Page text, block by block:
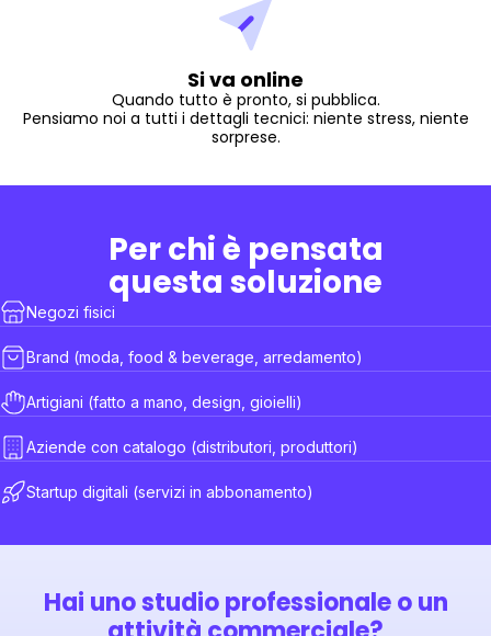
Si va online
Quando tutto è pronto, si pubblica.
Pensiamo noi a tutti i dettagli tecnici: niente stress, niente
sorprese.
Per chi è pensata
questa soluzione
Negozi fisici
Brand (moda, food & beverage, arredamento)
Artigiani (fatto a mano, design, gioielli)
Aziende con catalogo (distributori, produttori)
Startup digitali (servizi in abbonamento)
Hai uno studio professionaleo un